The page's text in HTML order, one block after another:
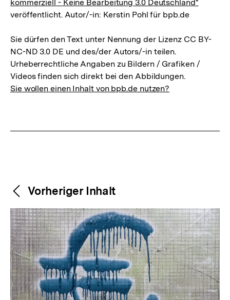
kommerziell - Keine Bearbeitung 3.0 Deutschland"
veröffentlicht. Autor/-in: Kerstin Pohl für bpb.de
Sie dürfen den Text unter Nennung der Lizenz CC BY-
NC-ND 3.0 DE und des/der Autors/-in teilen.
Urheberrechtliche Angaben zu Bildern / Grafiken /
Videos finden sich direkt bei den Abbildungen.
Sie wollen einen Inhalt von bpb.de nutzen?
Weitere
Inhalte
Content-
Navigation
Vorheriger Inhalt